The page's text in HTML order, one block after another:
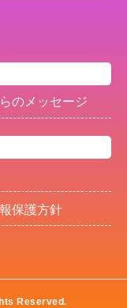
のメッセージ
保護方針
Reserved.